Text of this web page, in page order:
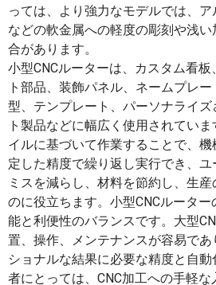
っては、より強力なモデルでは、
などの軟金属への軽度の彫刻や浅
合があります。
小型CNCルーターは、カスタム看
ト部品、装飾パネル、ネームプレ
型、テンプレート、パーソナライ
ト製品などに幅広く使用されてい
イルに基づいて作業することで、
定した精度で繰り返し実行でき、
ミスを減らし、材料を節約し、生
のに役立ちます。小型CNCルータ
能と利便性のバランスです。大型
置、操作、メンテナンスが容易で
ショナルな結果に必要な精度と自
者にとっては、CNC加工への手軽